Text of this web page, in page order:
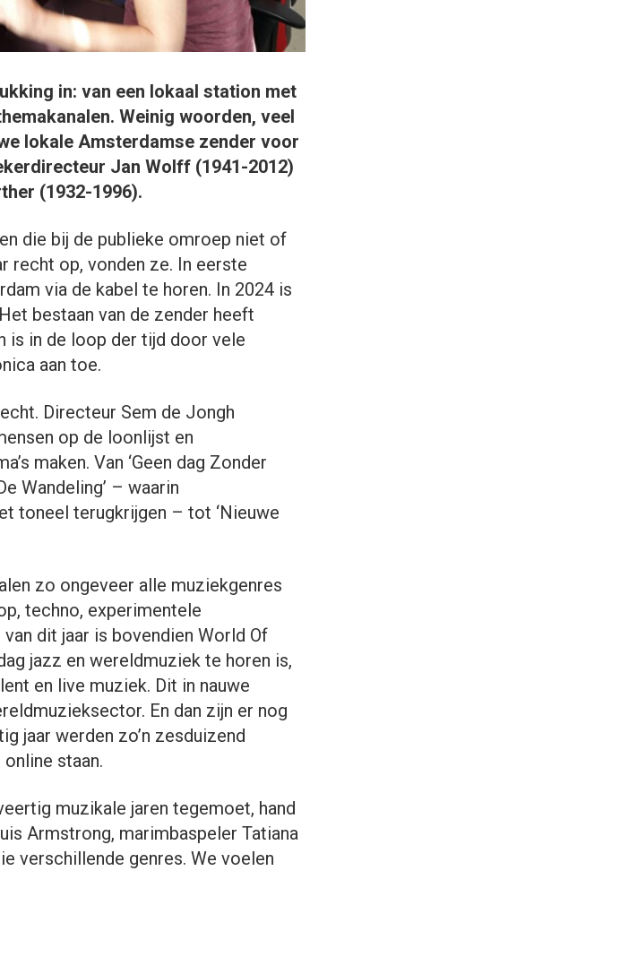
in: van een lokaal station met
Weinig woorden, veel
lokale Amsterdamse zender voor
Jan Wolff (1941-2012)
(1932-1996).
die bij de publieke omroep niet of
recht op, vonden ze. In eerste
via de kabel te horen. In 2024 is
bestaan van de zender heeft
is in de loop der tijd door vele
aan toe.
Directeur Sem de Jongh
op de loonlijst en
maken. Van ‘Geen dag Zonder
Wandeling’ – waarin
toneel terugkrijgen – tot ‘Nieuwe
zo ongeveer alle muziekgenres
techno, experimentele
dit jaar is bovendien World Of
jazz en wereldmuziek te horen is,
en live muziek. Dit in nauwe
En dan zijn er nog
jaar werden zo’n zesduizend
staan.
muzikale jaren tegemoet, hand
Armstrong, marimbaspeler Tatiana
verschillende genres. We voelen